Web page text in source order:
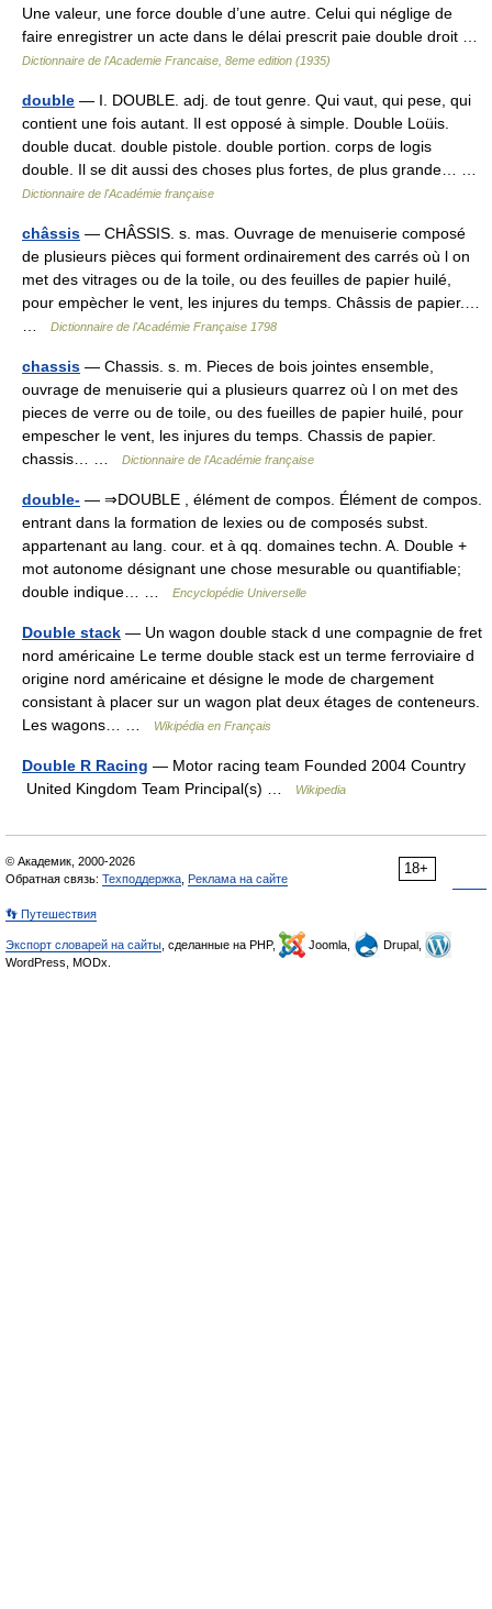
Une valeur, une force double d’une autre. Celui qui néglige de
faire enregistrer un acte dans le délai prescrit paie double droit …
Dictionnaire de l'Academie Francaise, 8eme edition (1935)
double — I. DOUBLE. adj. de tout genre. Qui vaut, qui pese, qui
contient une fois autant. Il est opposé à simple. Double Loüis.
double ducat. double pistole. double portion. corps de logis
double. Il se dit aussi des choses plus fortes, de plus grande… …
Dictionnaire de l'Académie française
châssis — CHÂSSIS. s. mas. Ouvrage de menuiserie composé
de plusieurs pièces qui forment ordinairement des carrés où l on
met des vitrages ou de la toile, ou des feuilles de papier huilé,
pour empècher le vent, les injures du temps. Châssis de papier.…
Dictionnaire de l'Académie Française 1798
chassis — Chassis. s. m. Pieces de bois jointes ensemble,
ouvrage de menuiserie qui a plusieurs quarrez où l on met des
pieces de verre ou de toile, ou des fueilles de papier huilé, pour
empescher le vent, les injures du temps. Chassis de papier.
chassis… …
Dictionnaire de l'Académie française
double- — ⇒DOUBLE , élément de compos. Élément de compos.
entrant dans la formation de lexies ou de composés subst.
appartenant au lang. cour. et à qq. domaines techn. A. Double +
mot autonome désignant une chose mesurable ou quantifiable;
double indique… …
Encyclopédie Universelle
Double stack — Un wagon double stack d une compagnie de fret
nord américaine Le terme double stack est un terme ferroviaire d
origine nord américaine et désigne le mode de chargement
consistant à placer sur un wagon plat deux étages de conteneurs.
Les wagons… …
Wikipédia en Français
Double R Racing — Motor racing team Founded 2004 Country
United Kingdom Team Principal(s) …
Wikipedia
18+
© Академик, 2000-2026
Обратная связь: Техподдержка Реклама на сайте
👣 Путешествия
Экспорт словарей на сайты , сделанные на PHP, Joomla,
Drupal,
WordPress, MODx.